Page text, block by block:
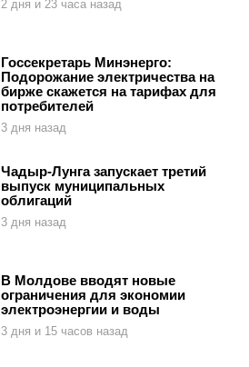
2 дня и 23 часа назад
Госсекретарь Минэнерго:
Подорожание электричества на
бирже скажется на тарифах для
потребителей
3 дня назад
Чадыр-Лунга запускает третий
выпуск муниципальных
облигаций
3 дня назад
В Молдове вводят новые
ограничения для экономии
электроэнергии и воды
3 дня и 15 часов назад